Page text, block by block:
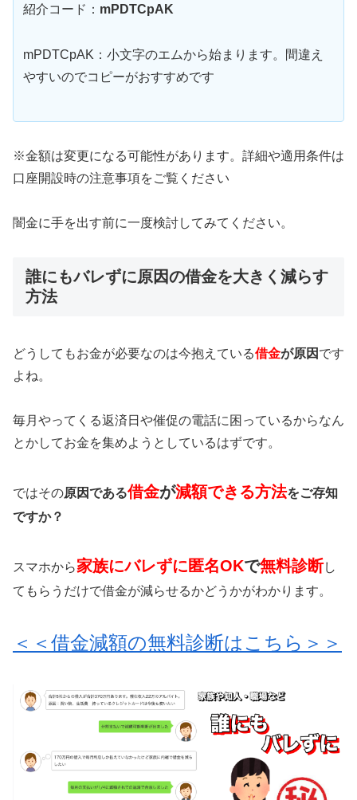
紹介コード： mPDTCpAK
mPDTCpAK：小文字のエムから始まります。間違え
やすいのでコピーがおすすめです
※金額は変更になる可能性があります。詳細や適用条件は
口座開設時の注意事項をご覧ください
闇金に手を出す前に一度検討してみてください。
誰にもバレずに原因の借金を大きく減らす
方法
どうしてもお金が必要なのは今抱えている借金が原因 です
よね。
毎月やってくる返済日や催促の電話に困っているからなん
とかしてお金を集めようとしているはずです。
ではその原因である借金が減額できる方法をご存知
ですか？
スマホから家族にバレずに匿名OKで無料診断し
てもらうだけで借金が減らせるかどうかがわかります。
＜＜借金減額の無料診断はこちら＞＞